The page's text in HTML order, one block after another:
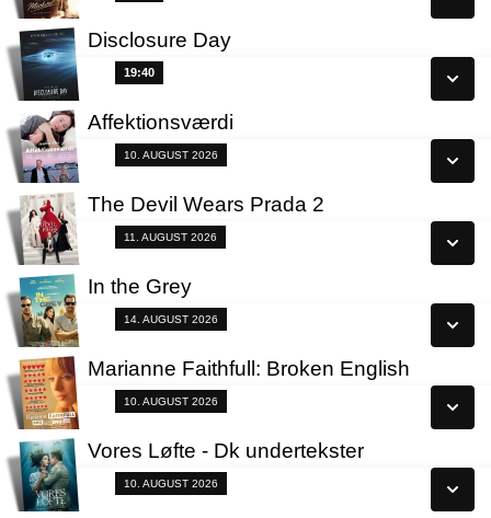
Se alle dage
Disclosure Day
19:40
Se alle dage
Affektionsværdi
10. AUGUST 2026Fra 10.08.2026
Se alle dage
The Devil Wears Prada 2
11. AUGUST 2026Fra 11.08.2026
Se alle dage
In the Grey
14. AUGUST 2026Fra 14.08.2026
Se alle dage
Marianne Faithfull: Broken English
10. AUGUST 2026Fra 10.08.2026
Se alle dage
Vores Løfte - Dk undertekster
10. AUGUST 2026Fra 10.08.2026